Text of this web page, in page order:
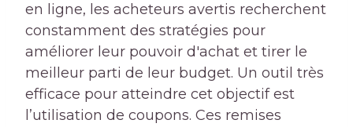
en ligne, les acheteurs avertis recherchent
constamment des stratégies pour
améliorer leur pouvoir d'achat et tirer le
meilleur parti de leur budget. Un outil très
efficace pour atteindre cet objectif est
l’utilisation de coupons. Ces remises